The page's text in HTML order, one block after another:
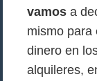
vamos a
mismo para
dinero en
alquileres,